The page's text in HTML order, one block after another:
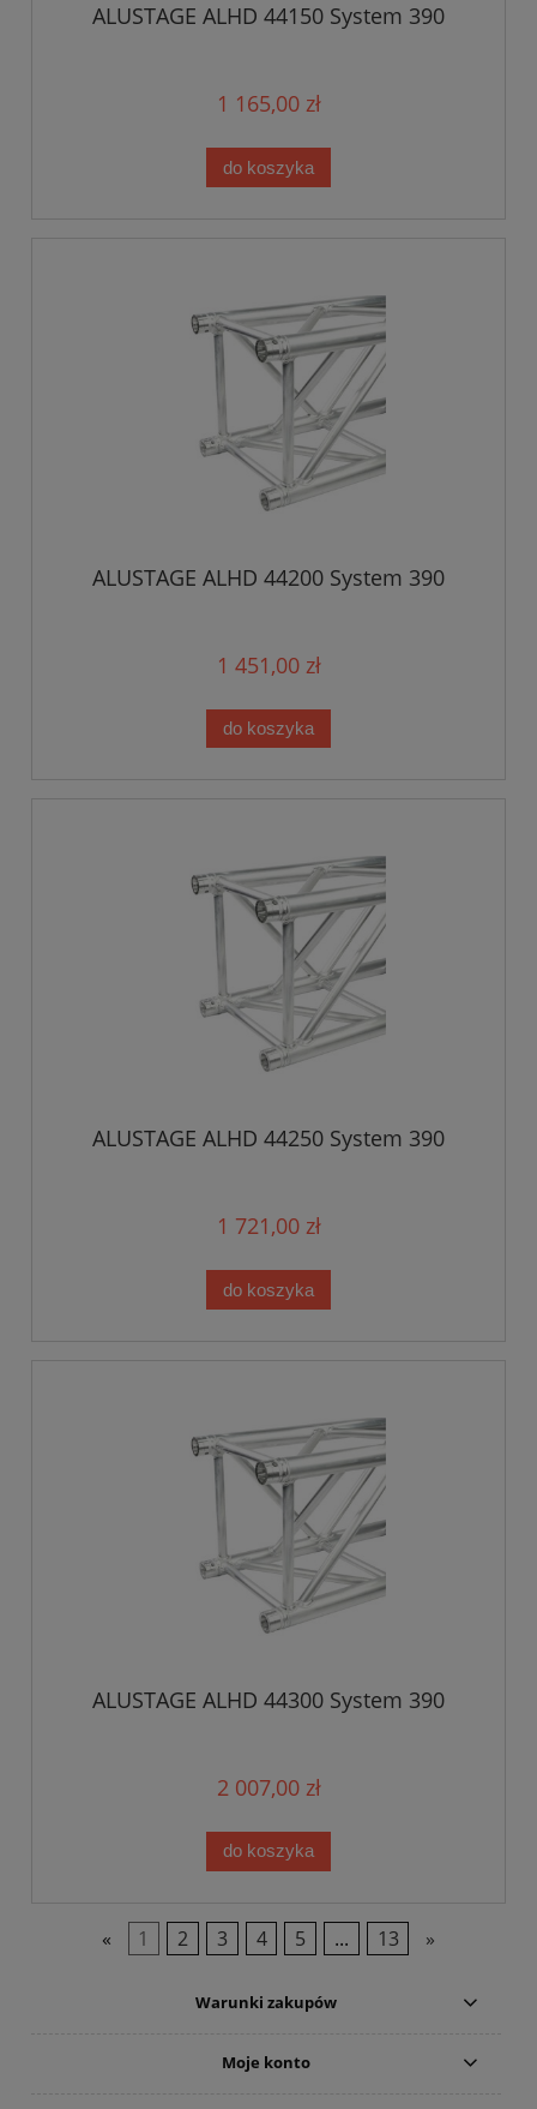
ALUSTAGE ALHD 44150 System 390
1 165,00 zł
do koszyka
ALUSTAGE ALHD 44200 System 390
1 451,00 zł
do koszyka
ALUSTAGE ALHD 44250 System 390
1 721,00 zł
do koszyka
ALUSTAGE ALHD 44300 System 390
2 007,00 zł
do koszyka
« 1 2 3 4 5 ... 13 »
Warunki zakupów
Moje konto